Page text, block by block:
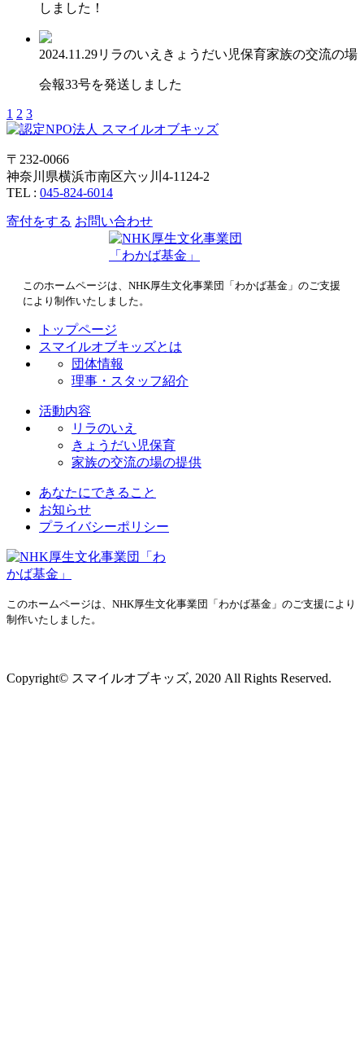
しました！
2024.11.29リラのいえ きょうだい児保育家族の交流の場
会報33号を発送しました
1 2 3
〒232-0066
神奈川県横浜市南区六ッ川4-1124-2
TEL : 045-824-6014
寄付をする お問い合わせ
このホームページは、NHK厚生文化事業団「わかば基金」のご支援
により制作いたしました。
トップページ
スマイルオブキッズとは
団体情報
理事・スタッフ紹介
活動内容
リラのいえ
きょうだい児保育
家族の交流の場の提供
あなたにできること
お知らせ
プライバシーポリシー
このホームページは、NHK厚生文化事業団「わかば基金」のご支援により
制作いたしました。
Copyright© スマイルオブキッズ, 2020 All Rights Reserved.